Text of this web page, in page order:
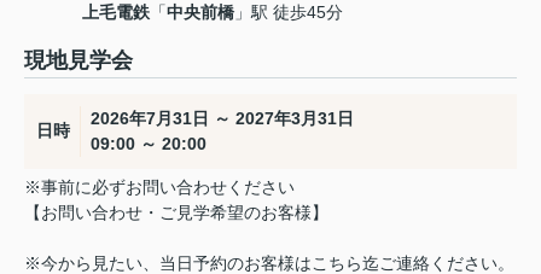
上毛電鉄 「中央前橋 」駅 徒歩45分
現地見学会
日時
2026年7月31日 ～ 2027年3月31日
09:00 ～ 20:00
※事前に必ずお問い合わせください
【お問い合わせ・ご見学希望のお客様】
※今から見たい、当日予約のお客様はこちら迄ご連絡ください。